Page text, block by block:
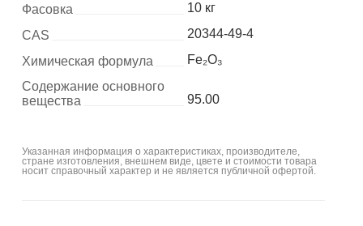
Фасовка
10 кг
CAS
20344-49-4
Химическая формула
Fe₂O₃
Содержание основного
вещества
95.00
Указанная информация о характеристиках, производителе,
стране изготовления, внешнем виде, цвете и стоимости товара
носит справочный характер и не является публичной офертой.